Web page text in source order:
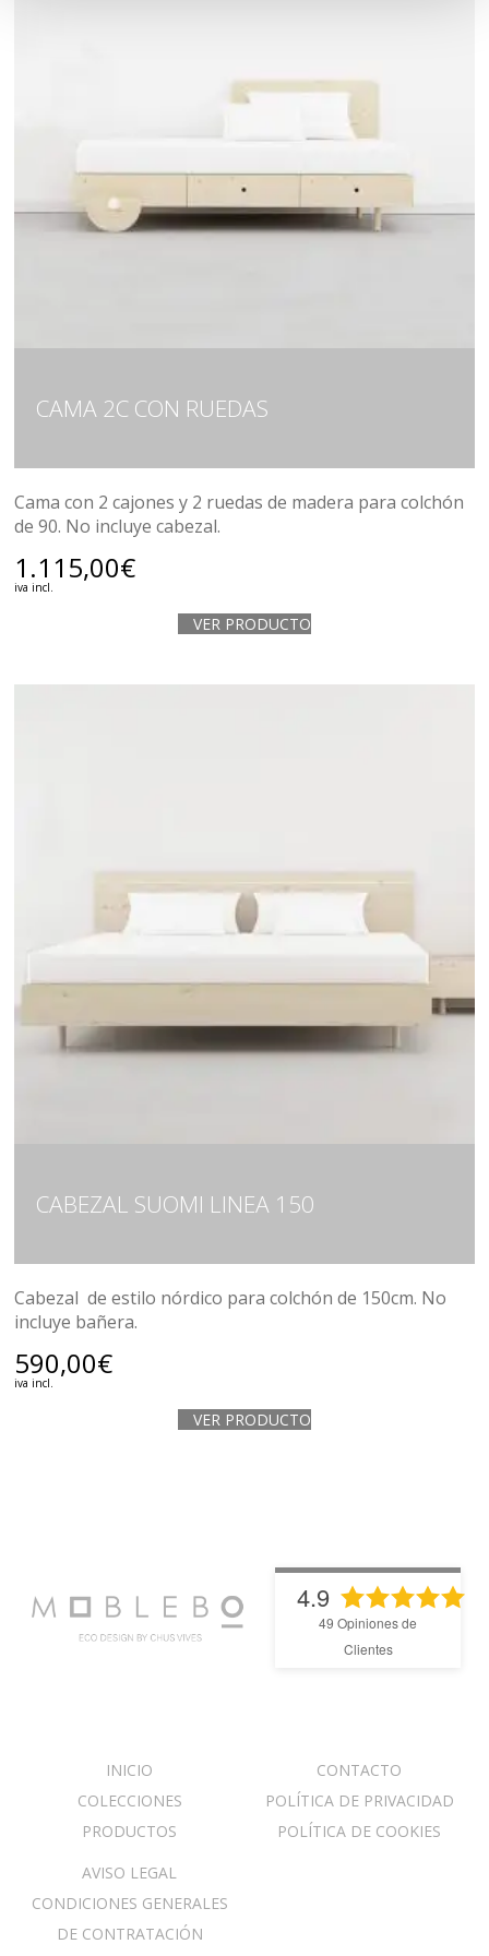
CAMA 2C CON RUEDAS
Cama con 2 cajones y 2 ruedas de madera para colchón
de 90. No incluye cabezal.
1.115,00€
iva incl.
VER PRODUCTO
CABEZAL SUOMI LINEA 150
Cabezal de estilo nórdico para colchón de 150cm. No
incluye bañera.
590,00€
iva incl.
VER PRODUCTO
4.9
49 Opiniones de
Clientes
INICIO
COLECCIONES
PRODUCTOS
CONTACTO
POLÍTICA DE PRIVACIDAD
POLÍTICA DE COOKIES
AVISO LEGAL
CONDICIONES GENERALES
DE CONTRATACIÓN